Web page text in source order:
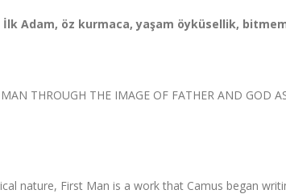
İlk Adam, öz kurmaca, yaşam öyküsellik,
THROUGH THE IMAGE OF FATHER AND GOD
nature, First Man is a work that Camus began